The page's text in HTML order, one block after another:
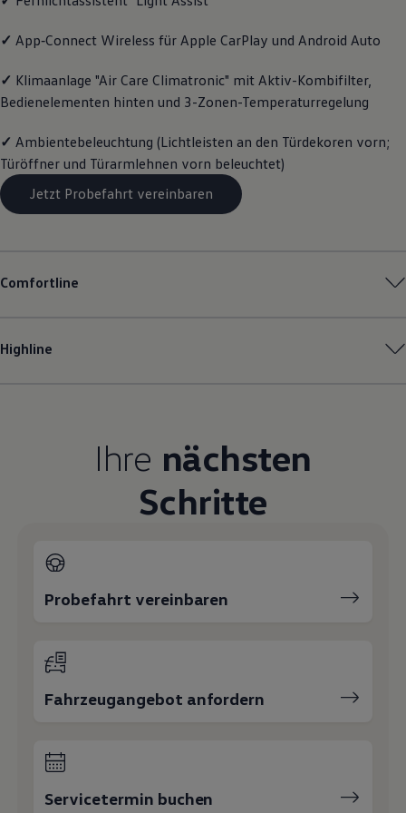
Motorenöl und Flüssigkeiten
Pannen- und Unfallhilfe
Volkswagen Teile
Zubehör
Modellspezifisches Zubehör
Transport
Entertainment und Elektronik
Individualisieren
Wallbox und Ladekabel
Digitale Extras
Über Ihr Auto
Transport
Familie
Elektromobilität
Volkswagen R
Pannen- und Unfallhilfe
✓ App‑Connect Wireless für Apple CarPlay und Android Auto
✓ Klimaanlage "Air Care Climatronic" mit Aktiv-Kombifilter,
Bedienelementen hinten und 3-Zonen-Temperaturregelung
✓ Ambientebeleuchtung (Lichtleisten an den Türdekoren vorn;
Türöffner und Türarmlehnen vorn beleuchtet)
Jetzt Probefahrt vereinbaren
Comfortline
Highline
Ihre nächsten
Schritte
Probefahrt vereinbaren
Fahrzeugangebot anfordern
Servicetermin buchen